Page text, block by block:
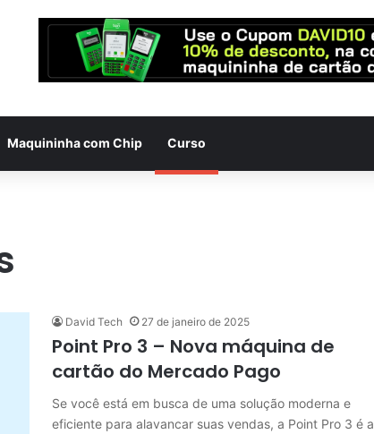
Maquininha com Chip Curso
David Tech 27 de janeiro de 2025
Point Pro 3 – Nova máquina de
cartão do Mercado Pago
Se você está em busca de uma solução moderna e
eficiente para alavancar suas vendas, a Point Pro 3 é a